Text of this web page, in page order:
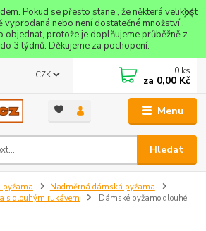
Pokud se přesto stane , že některá velikost
vyprodaná nebo není dostatečné množství ,
objednat, protože je doplňujeme průběžně z
3 týdnů. Děkujeme za pochopení.
Menu
CZK
Hledat
0 ks
za 0,00 Kč
pyžama
Nadměrná dámská pyžama
s dlouhým rukávem
Dámské pyžamo dlouhé